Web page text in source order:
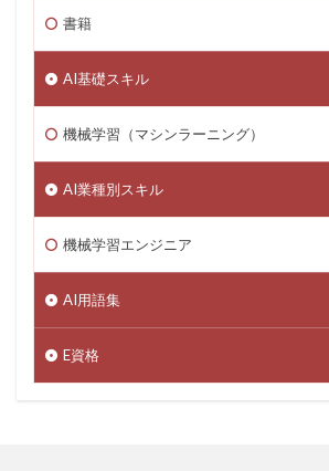
書籍
AI基礎スキル
機械学習（マシンラーニング）
AI業種別スキル
機械学習エンジニア
AI用語集
E資格